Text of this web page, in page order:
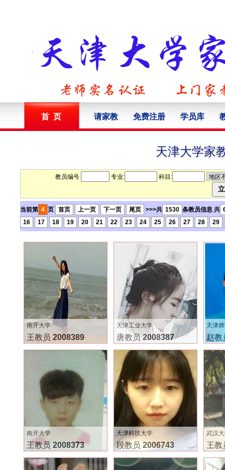
首 页 请家教 免费注册 学员库
天津大学家
教员编号 专业: 科目:
当前第 4 页 首页 上一页 下一页 尾页 >>>共 1530 条教员信息 共
16
17 18 19 20 21 22 23 24 25 26 27 28 29
南开大学
王教员 2008389
天津工业大学
唐教员2008387
天津
赵
南开大学
王教员 2008373
天津科技大学
段教员 2006743
武汉
王